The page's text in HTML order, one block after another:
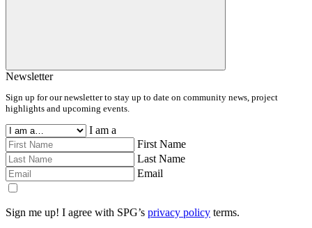
Newsletter
Sign up for our newsletter to stay up to date on community news, project
highlights and upcoming events.
I am a
First Name
Last Name
Email
Sign me up! I agree with SPG’s privacy policy terms.